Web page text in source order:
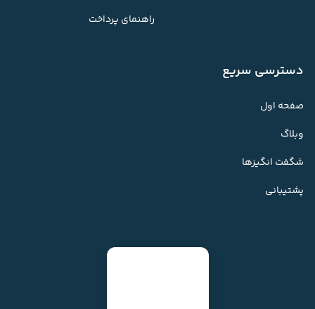
راهنمای پرداخت
دسترسی سریع
صفحه اول
وبلاگ
شگفت انگیزها
پشتیبانی